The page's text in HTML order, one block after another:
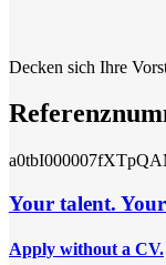
Decken sich Ihre
Your talent.
Apply without a CV.